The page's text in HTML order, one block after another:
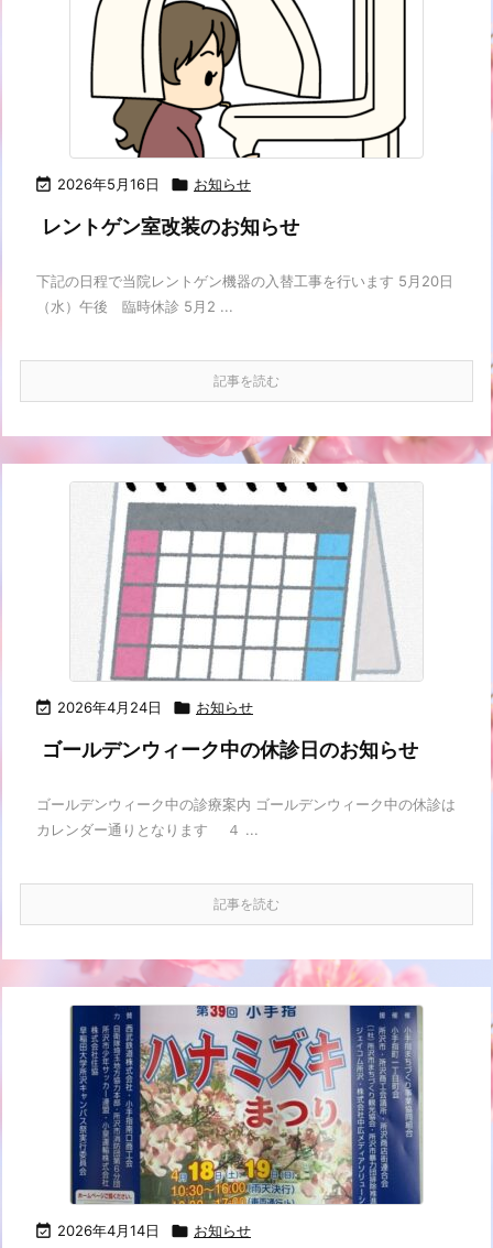
 2026年5月16日  お知らせ
レントゲン室改装のお知らせ
下記の日程で当院レントゲン機器の入替工事を行います 5月20日
（水）午後 臨時休診 5月2 ...
記事を読む
 2026年4月24日  お知らせ
ゴールデンウィーク中の休診日のお知らせ
ゴールデンウィーク中の診療案内 ゴールデンウィーク中の休診は
カレンダー通りとなります ４ ...
記事を読む
 2026年4月14日  お知らせ